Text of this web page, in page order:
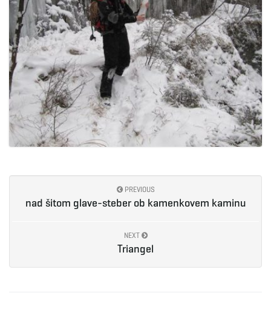
PREVIOUS
nad šitom glave-steber ob kamenkovem kaminu
NEXT
Triangel